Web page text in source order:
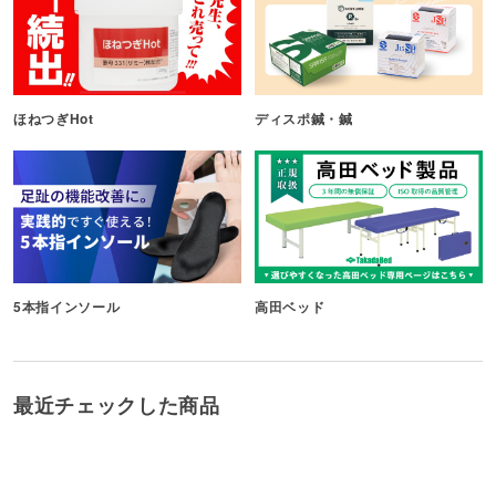
ほねつぎHot ディスポ鍼・鍼
5本指インソール 高田ベッド
最近チェックした商品